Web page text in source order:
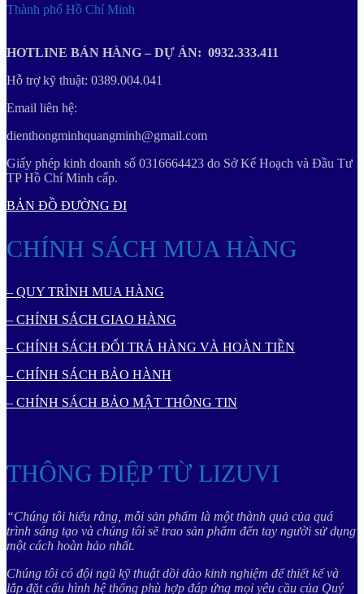
Thành phố Hồ Chí Minh
HOTLINE BÁN HÀNG – DỰ ÁN: 0932.333.411
Hỗ trợ kỹ thuật: 0389.004.041
Email liên hệ:
dienthongminhquangminh@gmail.com
Giấy phép kinh doanh số 0316664423 do Sở Kế Hoạch và Đầu Tư
TP Hồ Chí Minh cấp.
BẢN ĐỒ ĐƯỜNG ĐI
CHÍNH SÁCH MUA HÀNG
– QUY TRÌNH MUA HÀNG
– CHÍNH SÁCH GIAO HÀNG
– CHÍNH SÁCH ĐỔI TRẢ HÀNG VÀ HOÀN TIỀN
– CHÍNH SÁCH BẢO HÀNH
– CHÍNH SÁCH BẢO MẬT THÔNG TIN
THÔNG ĐIỆP TỪ LIZUVI
“Chúng tôi hiểu rằng, mỗi sản phẩm là một thành quả của quá
trình sáng tạo và chúng tôi sẽ trao sản phẩm đến tay người sử dụng
một cách hoàn hảo nhất.
Chúng tôi có đội ngũ kỹ thuật dồi dào kinh nghiệm để thiết kế và
lắp đặt cấu hình hệ thống phù hợp đáp ứng mọi yêu cầu của Quý